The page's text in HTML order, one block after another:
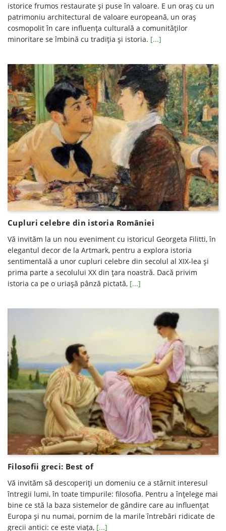
istorice frumos restaurate şi puse în valoare. E un oraş cu un
patrimoniu architectural de valoare europeană, un oraş
cosmopolit în care influenţa culturală a comunităţilor
minoritare se îmbină cu tradiţia şi istoria. [...]
Cupluri celebre din istoria României
Vă invităm la un nou eveniment cu istoricul Georgeta Filitti, în
elegantul decor de la Artmark, pentru a explora istoria
sentimentală a unor cupluri celebre din secolul al XIX-lea și
prima parte a secolului XX din țara noastră. Dacă privim
istoria ca pe o uriașă pânză pictată, [...]
Filosofii greci: Best of
Vă invităm să descoperiți un domeniu ce a stârnit interesul
întregii lumi, în toate timpurile: filosofia. Pentru a înțelege mai
bine ce stă la baza sistemelor de gândire care au influențat
Europa și nu numai, pornim de la marile întrebări ridicate de
grecii antici: ce este viața, [...]